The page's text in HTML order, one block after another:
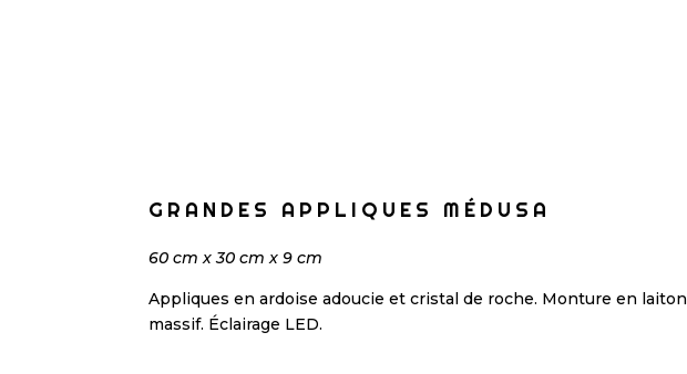
GRANDES APPLIQUES MÉDUSA
60 cm x 30 cm x 9 cm
Appliques en ardoise adoucie et cristal de roche. Monture en laiton
massif. Éclairage LED.